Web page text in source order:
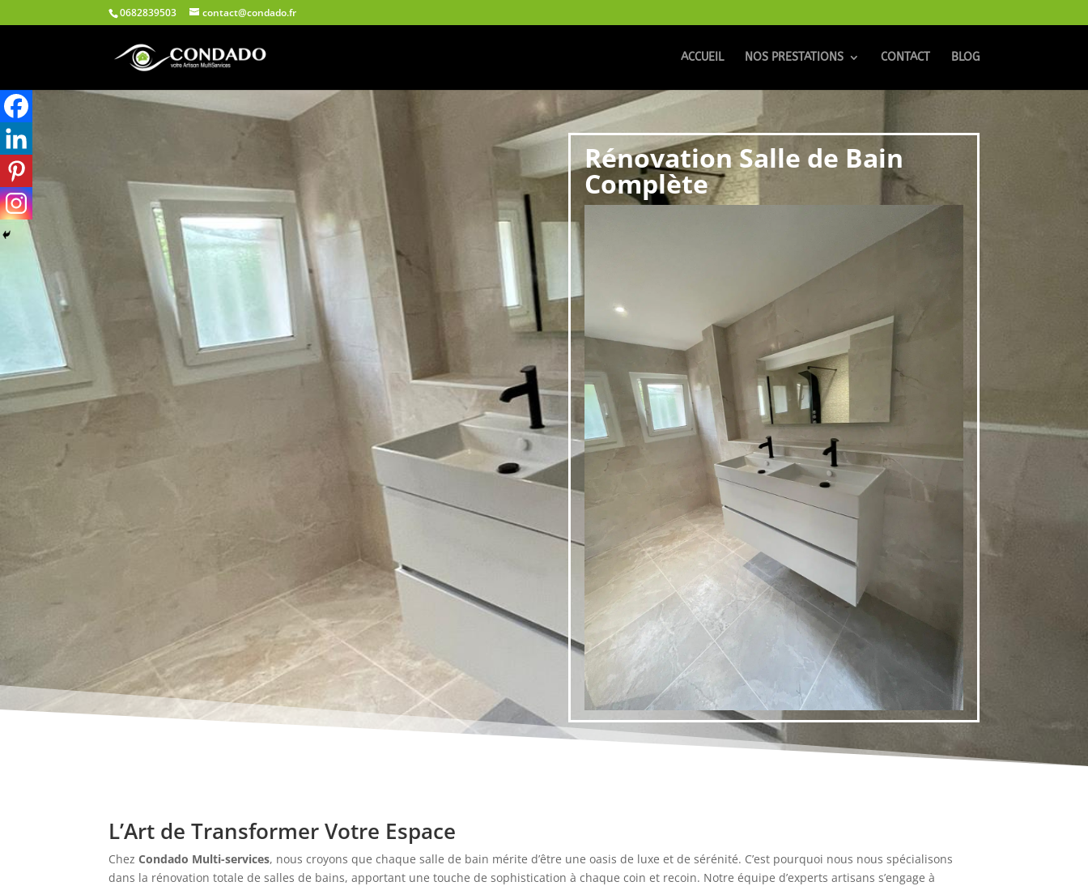
0682839503 contact@condado.fr
ACCUEIL NOS PRESTATIONS CONTACT BLOG
Rénovation Salle de Bain
Complète
L’Art de Transformer Votre Espace
ChezCondado Multi-services, nous croyons que chaque salle de bain mérite d’être une oasis de luxe et de sérénité. C’est pourquoi nous nous spécialisons
dans la rénovation totale de salles de bains, apportant une touche de sophistication à chaque coin et recoin. Notre équipe d’experts artisans s’engage à